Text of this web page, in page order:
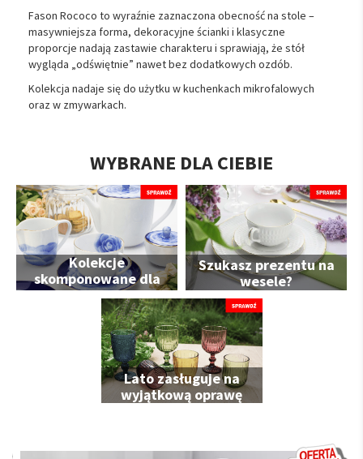
Fason Rococo to wyraźnie zaznaczona obecność na stole –
masywniejsza forma, dekoracyjne ścianki i klasyczne
proporcje nadają zastawie charakteru i sprawiają, że stół
wygląda „odświętnie” nawet bez dodatkowych ozdób.
Kolekcja nadaje się do użytku w kuchenkach mikrofalowych
oraz w zmywarkach.
WYBRANE DLA CIEBIE
Kolekcje
skomponowane dla
Ciebie
Szukasz prezentu na
wesele?
Lato zasługuje na
wyjątkową oprawę